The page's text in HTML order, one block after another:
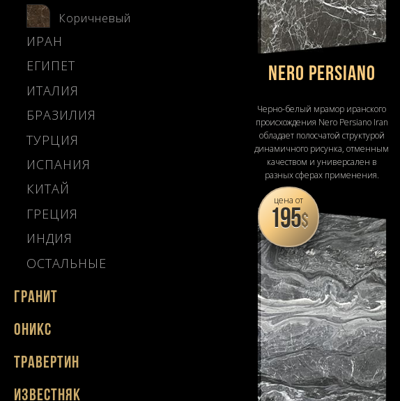
Коричневый
ИРАН
ЕГИПЕТ
ИТАЛИЯ
БРАЗИЛИЯ
ТУРЦИЯ
ИСПАНИЯ
КИТАЙ
ГРЕЦИЯ
ИНДИЯ
ОСТАЛЬНЫЕ
Гранит
Оникс
Травертин
Известняк
Nero Persiano
Черно-белый мрамор иранского
происхождения Nero Persiano Iran
обладает полосчатой структурой
динамичного рисунка, отменным
качеством и универсален в
разных сферах применения.
цена от
195$